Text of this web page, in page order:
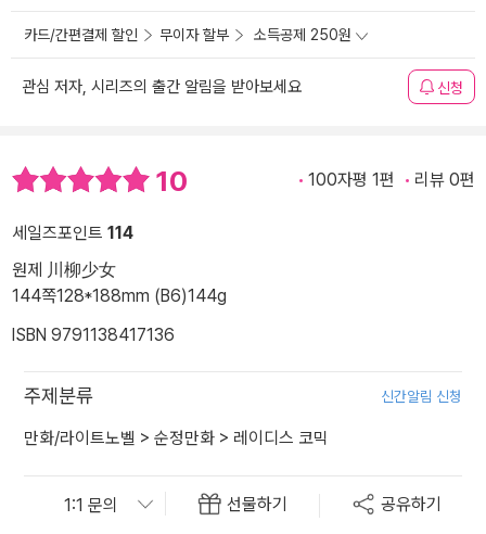
카드/간편결제 할인 무이자 할부 소득공제 250원
관심 저자, 시리즈의 출간 알림을 받아보세요 신청
10 100자평 1편 리뷰 0편
세일즈포인트 114
원제 川柳少女
144쪽128*188mm (B6)144g
ISBN 9791138417136
주제분류 신간알림 신청
만화/라이트노벨 > 순정만화 > 레이디스 코믹
선물하기 공유하기